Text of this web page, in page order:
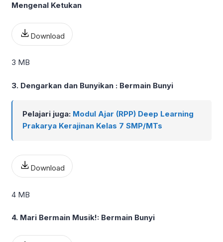
Mengenal Ketukan
Download
3 MB
3. Dengarkan dan Bunyikan : Bermain Bunyi
Pelajari juga: Modul Ajar (RPP) Deep Learning
Prakarya Kerajinan Kelas 7 SMP/MTs
Download
4 MB
4. Mari Bermain Musik!: Bermain Bunyi